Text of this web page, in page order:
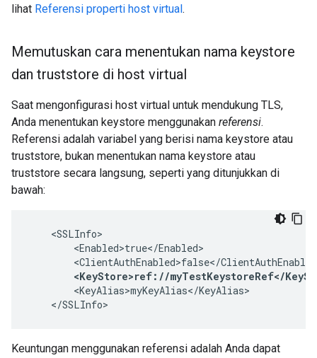
lihat Referensi properti host virtual.
Memutuskan cara menentukan nama keystore
dan truststore di host virtual
Saat mengonfigurasi host virtual untuk mendukung TLS,
Anda menentukan keystore menggunakan referensi.
Referensi adalah variabel yang berisi nama keystore atau
truststore, bukan menentukan nama keystore atau
truststore secara langsung, seperti yang ditunjukkan di
bawah:
    <SSLInfo>
        <Enabled>true</Enabled>
        <KeyAlias>myKeyAlias</KeyAlias>
    </SSLInfo>
Keuntungan menggunakan referensi adalah Anda dapat